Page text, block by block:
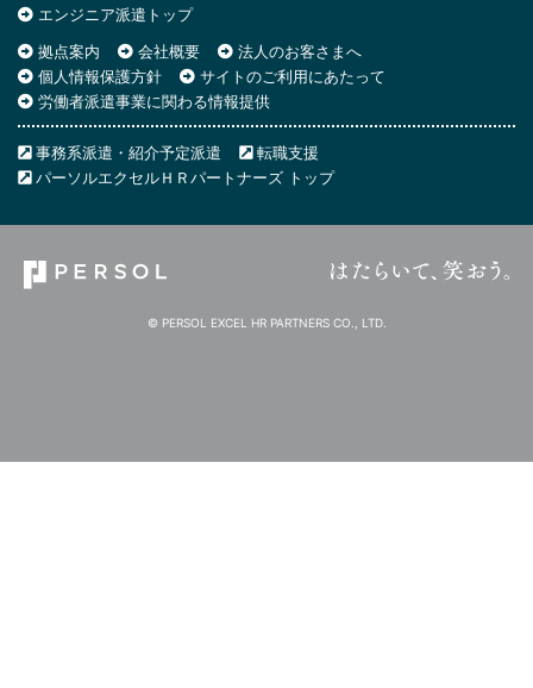
エンジニア派遣トップ
拠点案内
会社概要
法人のお客さまへ
個人情報保護方針
サイトのご利用にあたって
労働者派遣事業に関わる情報提供
事務系派遣・紹介予定派遣
転職支援
パーソルエクセルＨＲパートナーズ トップ
© PERSOL EXCEL HR PARTNERS CO., LTD.